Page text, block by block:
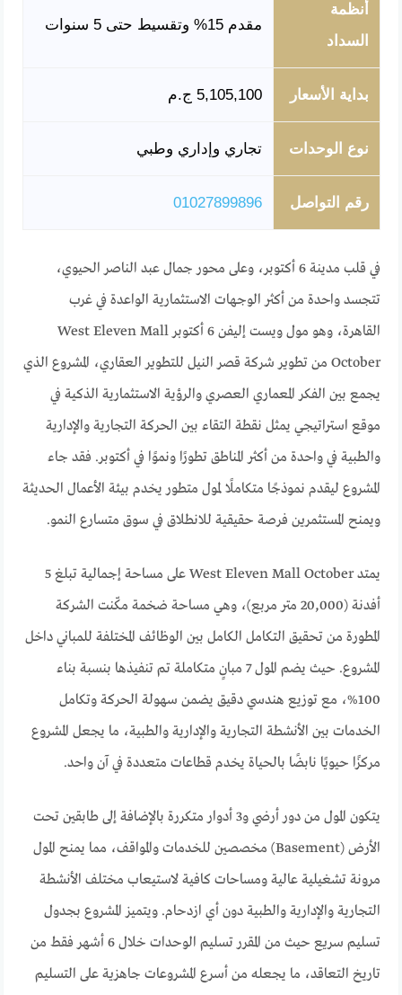
أنظمة
السداد
مقدم 15% وتقسيط حتى 5 سنوات
بداية الأسعار 5,105,100 ج.م
نوع الوحدات تجاري وإداري وطبي
رقم التواصل 01027899896
في قلب مدينة 6 أكتوبر، وعلى محور جمال عبد الناصر الحيوي،
تتجسد واحدة من أكثر الوجهات الاستثمارية الواعدة في غرب
القاهرة، وهو مول ويست إليفن 6 أكتوبر West Eleven Mall
October من تطوير شركة قصر النيل للتطوير العقاري، المشروع الذي
يجمع بين الفكر المعماري العصري والرؤية الاستثمارية الذكية في
موقع استراتيجي يمثل نقطة التقاء بين الحركة التجارية والإدارية
والطبية في واحدة من أكثر المناطق تطورًا ونموًا في أكتوبر. فقد جاء
المشروع ليقدم نموذجًا متكاملًا لمول متطور يخدم بيئة الأعمال الحديثة
ويمنح المستثمرين فرصة حقيقية للانطلاق في سوق متسارع النمو.
يمتد West Eleven Mall October على مساحة إجمالية تبلغ 5
أفدنة (20,000 متر مربع)، وهي مساحة ضخمة مكّنت الشركة
المطورة من تحقيق التكامل الكامل بين الوظائف المختلفة للمباني داخل
المشروع. حيث يضم المول 7 مبانٍ متكاملة تم تنفيذها بنسبة بناء
100%، مع توزيع هندسي دقيق يضمن سهولة الحركة وتكامل
الخدمات بين الأنشطة التجارية والإدارية والطبية، ما يجعل المشروع
مركزًا حيويًا نابضًا بالحياة يخدم قطاعات متعددة في آن واحد.
يتكون المول من دور أرضي و3 أدوار متكررة بالإضافة إلى طابقين تحت
الأرض (Basement) مخصصين للخدمات والمواقف، مما يمنح المول
مرونة تشغيلية عالية ومساحات كافية لاستيعاب مختلف الأنشطة
التجارية والإدارية والطبية دون أي ازدحام. ويتميز المشروع بجدول
تسليم سريع حيث من المقرر تسليم الوحدات خلال 6 أشهر فقط من
تاريخ التعاقد، ما يجعله من أسرع المشروعات جاهزية على التسليم